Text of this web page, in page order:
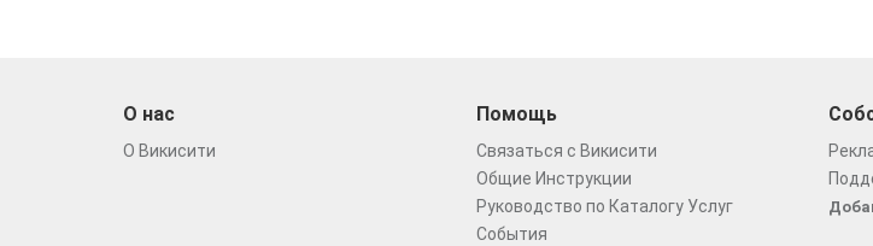
О нас
О Викисити
Помощь
Связаться с Викисити
Общие Инструкции
Руководство по Каталогу Услуг
События